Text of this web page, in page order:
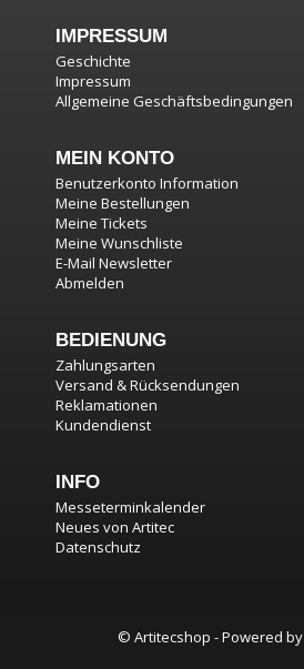
IMPRESSUM
Geschichte
Impressum
Allgemeine Geschäftsbedingungen
MEIN KONTO
Benutzerkonto Information
Meine Bestellungen
Meine Tickets
Meine Wunschliste
E-Mail Newsletter
Abmelden
BEDIENUNG
Zahlungsarten
Versand & Rücksendungen
Reklamationen
Kundendienst
INFO
Messeterminkalender
Neues von Artitec
Datenschutz
© Artitecshop - Powered by